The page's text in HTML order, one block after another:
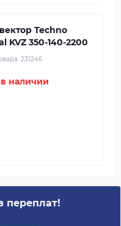
Techno
KVZ 350-140-2200
231246
наличии
переплат!